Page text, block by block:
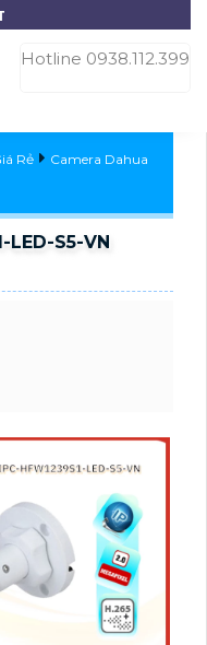
Hotline 0938.112.399
Rẻ
Camera Dahua
LED-S5-VN